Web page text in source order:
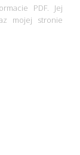
PDF. Jej
mojej stronie